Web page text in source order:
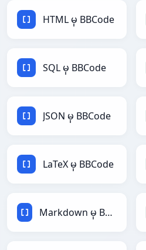
HTML မှ BBCode
SQL မှ BBCode
JSON မှ BBCode
LaTeX မှ BBCode
Markdown မှ BBCode